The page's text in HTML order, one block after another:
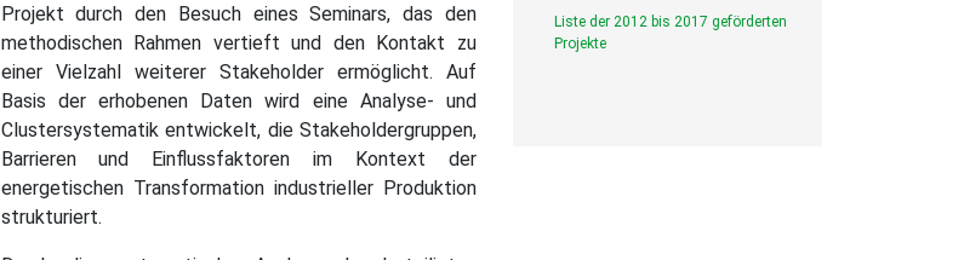
Projekt durch den Besuch eines Seminars, das den
methodischen Rahmen vertieft und den Kontakt zu
einer Vielzahl weiterer Stakeholder ermöglicht. Auf
Basis der erhobenen Daten wird eine Analyse- und
Clustersystematik entwickelt, die Stakeholdergruppen,
Barrieren und Einflussfaktoren im Kontext der
energetischen Transformation industrieller Produktion
strukturiert.
Liste der 2012 bis 2017 geförderten
Projekte